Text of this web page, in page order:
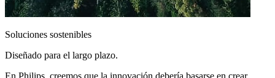
Soluciones sostenibles
Diseñado para el largo plazo.
En Philips, creemos que la innovación debería basarse en crear